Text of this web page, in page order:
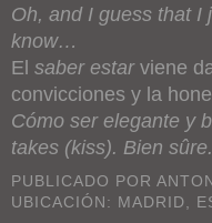
Oh, and I guess that I
know…
El saber estarviene
convicciones y la
Cómo ser elegante y
takes (kiss). Bien sûre.
PUBLICADO POR
UBICACIÓN: MADRID,